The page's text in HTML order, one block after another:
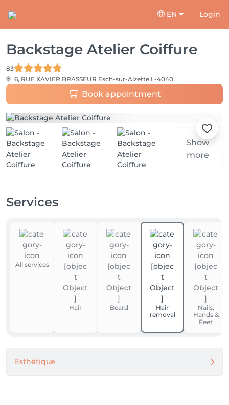
EN Login
Backstage Atelier Coiffure
83
6, RUE XAVIER BRASSEUR Esch-sur-Alzette L-4040
Book appointment
Show
more
Services
All services
Hair Beard
Hair
removal
Nails,
Hands &
Feet
Esthétique